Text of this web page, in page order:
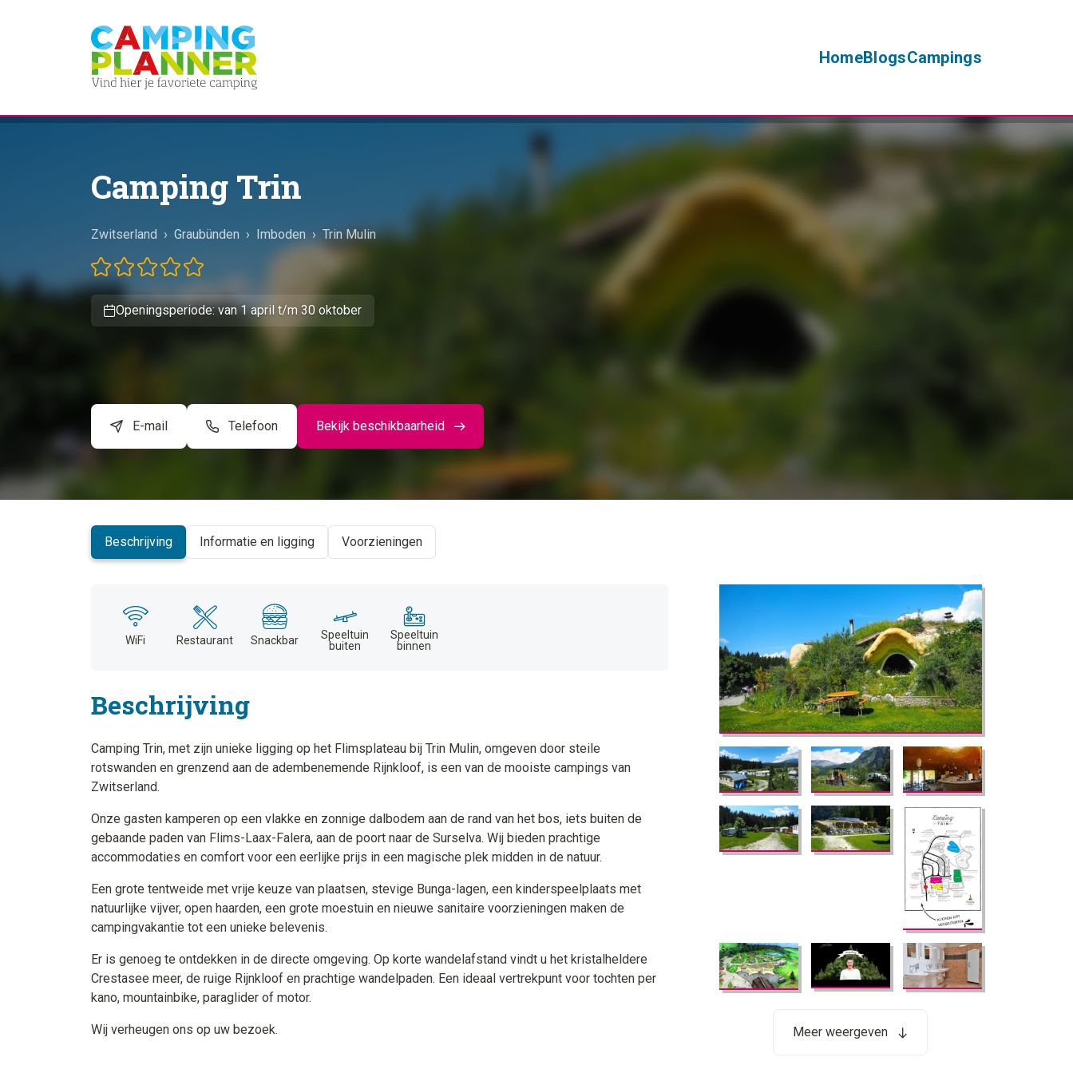
HomeBlogsCampings
Camping Trin
Zwitserland › Graubünden › Imboden › Trin Mulin
Openingsperiode: van 1 april t/m 30 oktober
E-mail Telefoon Bekijk beschikbaarheid
Beschrijving Informatie en ligging Voorzieningen
WiFi Restaurant Snackbar
Speeltuin
buiten
Speeltuin
binnen
Beschrijving
Camping Trin, met zijn unieke ligging op het Flimsplateau bij Trin Mulin, omgeven door steile
rotswanden en grenzend aan de adembenemende Rijnkloof, is een van de mooiste campings van
Zwitserland.
Onze gasten kamperen op een vlakke en zonnige dalbodem aan de rand van het bos, iets buiten de
gebaande paden van Flims-Laax-Falera, aan de poort naar de Surselva. Wij bieden prachtige
accommodaties en comfort voor een eerlijke prijs in een magische plek midden in de natuur.
Een grote tentweide met vrije keuze van plaatsen, stevige Bunga-lagen, een kinderspeelplaats met
natuurlijke vijver, open haarden, een grote moestuin en nieuwe sanitaire voorzieningen maken de
campingvakantie tot een unieke belevenis.
Er is genoeg te ontdekken in de directe omgeving. Op korte wandelafstand vindt u het kristalheldere
Crestasee meer, de ruige Rijnkloof en prachtige wandelpaden. Een ideaal vertrekpunt voor tochten per
kano, mountainbike, paraglider of motor.
Wij verheugen ons op uw bezoek. Meer weergeven